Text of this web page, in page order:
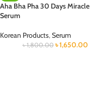
Aha Bha Pha 30 Days Miracle
Serum
Korean Products,Serum
৳1,800.00 ৳1,650.00